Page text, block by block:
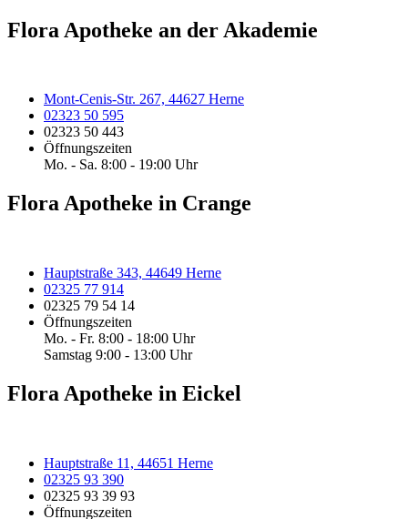
Flora Apotheke an der Akademie
Mont-Cenis-Str. 267, 44627 Herne
02323 50 595
02323 50 443
Öffnungszeiten
Mo. - Sa. 8:00 - 19:00 Uhr
Flora Apotheke in Crange
Hauptstraße 343, 44649 Herne
02325 77 914
02325 79 54 14
Öffnungszeiten
Mo. - Fr. 8:00 - 18:00 Uhr
Samstag 9:00 - 13:00 Uhr
Flora Apotheke in Eickel
Hauptstraße 11, 44651 Herne
02325 93 390
02325 93 39 93
Öffnungszeiten